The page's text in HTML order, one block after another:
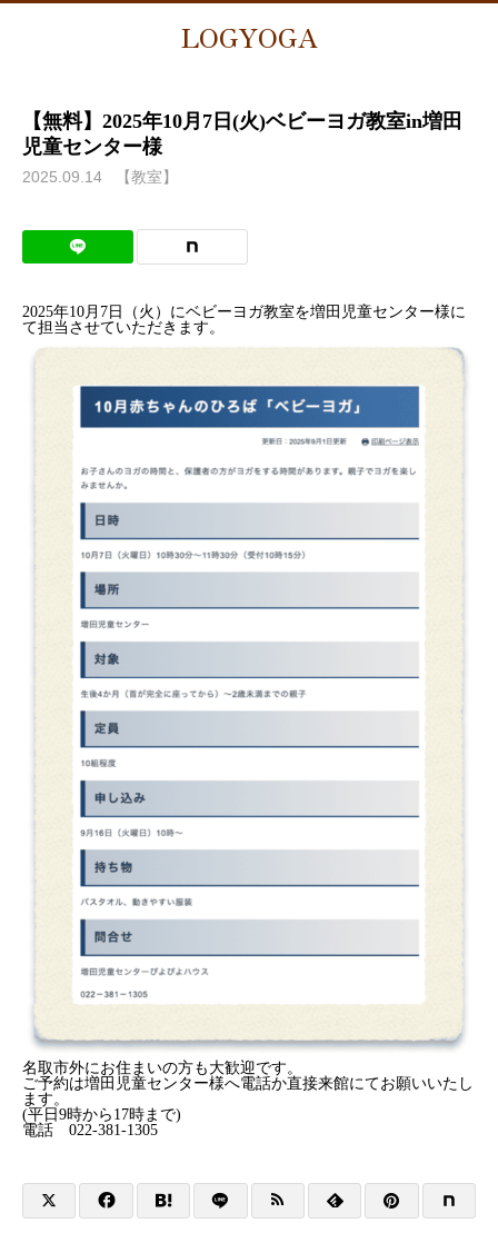
LOGYOGA
【無料】2025年10月7日(火)ベビーヨガ教室in増田
児童センター様
2025.09.14 【教室】
2025年10月7日（火）にベビーヨガ教室を増田児童センター様に
て担当させていただきます。
名取市外にお住まいの方も大歓迎です。
ご予約は増田児童センター様へ電話か直接来館にてお願いいたし
ます。
(平日9時から17時まで)
電話 022-381-1305